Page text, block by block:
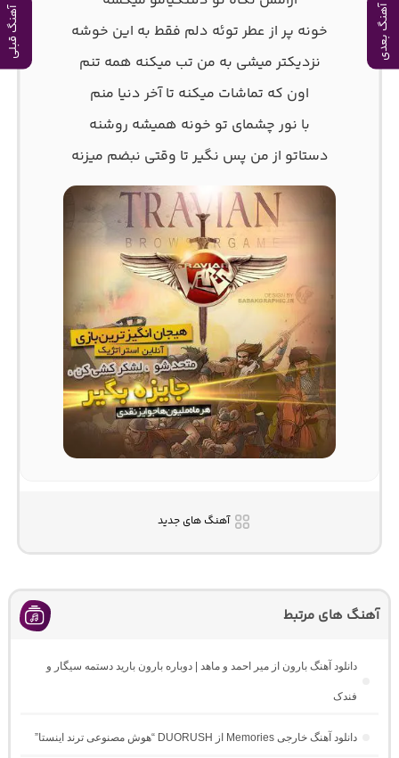
آهنگ بعدی آهنگ قبلی
خونه پر از عطر توئه دلم فقط به این خوشه
نزدیکتر میشی به من تب میکنه همه تنم
اون که تماشات میکنه تا آخر دنیا منم
با نور چشمای تو خونه همیشه روشنه
دستاتو از من پس نگیر تا وقتی نبضم میزنه
آهنگ های جدید
آهنگ های مرتبط
دانلود آهنگ بارون از میر احمد و ماهد | دوباره بارون بارید دستمه سیگار و
فندک
دانلود آهنگ خارجی Memories از DUORUSH “هوش مصنوعی ترند اینستا”